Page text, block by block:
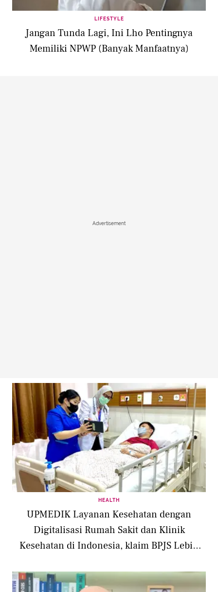
LIFESTYLE
Jangan Tunda Lagi, Ini Lho Pentingnya
Memiliki NPWP (Banyak Manfaatnya)
Advertisement
HEALTH
UPMEDIK Layanan Kesehatan dengan
Digitalisasi Rumah Sakit dan Klinik
Kesehatan di Indonesia, klaim BPJS Lebih